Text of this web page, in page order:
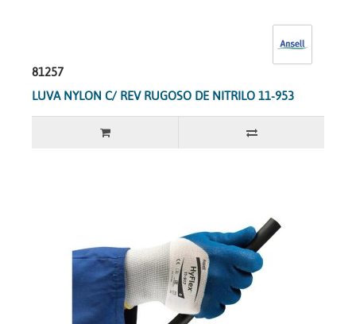
81257
LUVA NYLON C/ REV RUGOSO DE NITRILO 11-953